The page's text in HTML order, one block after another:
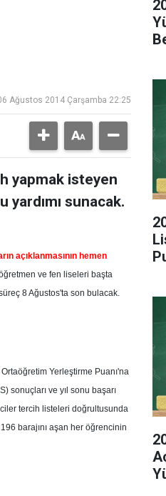
Ağustos 2014 Çarşamba 22:25
yapmak isteyen
sunacak.
açıklanmasının hemen
ve fen liseleri başta
8 Ağustos'ta son bulacak.
Yerleştirme Puanı'na
sonuçları ve yıl sonu başarı
tercih listeleri doğrultusunda
barajını aşan her öğrencinin